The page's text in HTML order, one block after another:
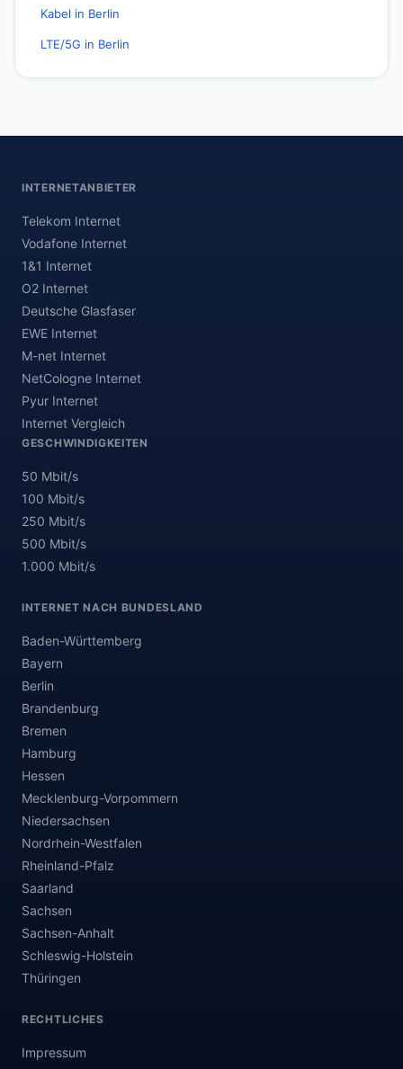
Kabel in Berlin
LTE/5G in Berlin
INTERNETANBIETER
Telekom Internet
Vodafone Internet
1&1 Internet
O2 Internet
Deutsche Glasfaser
EWE Internet
M-net Internet
NetCologne Internet
Pyur Internet
Internet Vergleich
GESCHWINDIGKEITEN
50 Mbit/s
100 Mbit/s
250 Mbit/s
500 Mbit/s
1.000 Mbit/s
INTERNET NACH BUNDESLAND
Baden-Württemberg
Bayern
Berlin
Brandenburg
Bremen
Hamburg
Hessen
Mecklenburg-Vorpommern
Niedersachsen
Nordrhein-Westfalen
Rheinland-Pfalz
Saarland
Sachsen
Sachsen-Anhalt
Schleswig-Holstein
Thüringen
RECHTLICHES
Impressum